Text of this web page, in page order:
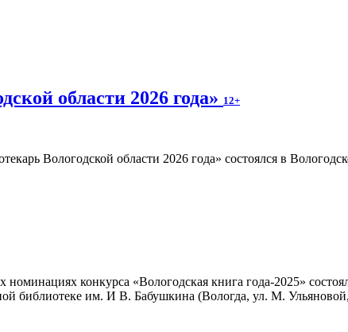
области 2026 года» 12+
Вологодской области 2026 года» состоялся в
номинациях конкурса «Вологодская книга года-2025»
библиотеке им. И В. Бабушкина (Вологда, ул. М.